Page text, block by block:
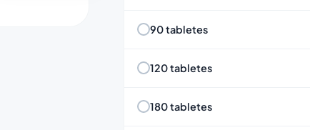
90 tabletes
120 tabletes
180 tabletes